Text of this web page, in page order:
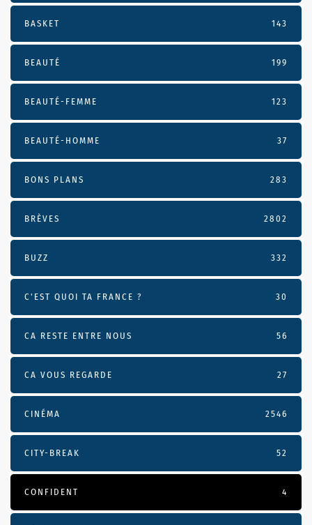
BASKET 143
BEAUTÉ 199
BEAUTÉ-FEMME 123
BEAUTÉ-HOMME 37
BONS PLANS 283
BRÈVES 2802
BUZZ 332
C'EST QUOI TA FRANCE ? 30
CA RESTE ENTRE NOUS 56
CA VOUS REGARDE 27
CINÉMA 2546
CITY-BREAK 52
CONFIDENT 4